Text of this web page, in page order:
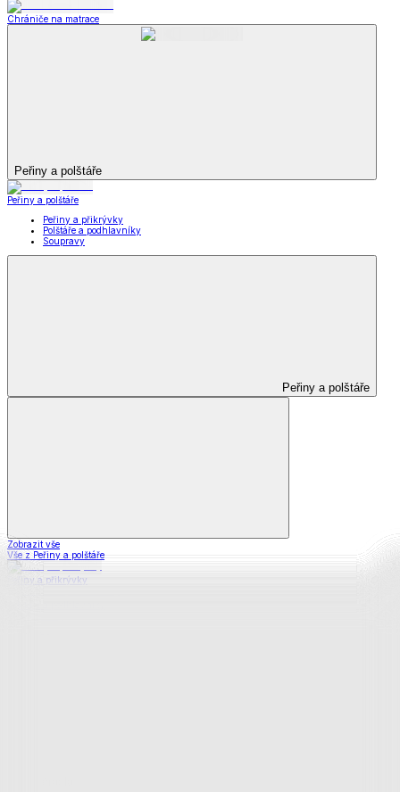
Chrániče na matrace
Peřiny a polštáře
Peřiny a polštáře
Peřiny a přikrývky
Polštáře a podhlavníky
Soupravy
Peřiny a polštáře
Zobrazit vše
Vše z Peřiny a polštáře
Peřiny a přikrývky